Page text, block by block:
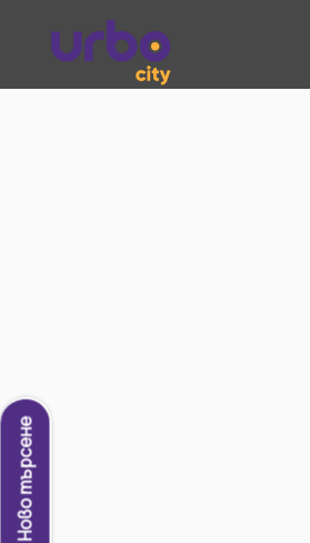
Ново търсене